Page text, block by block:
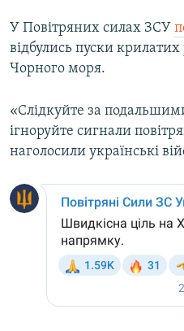
КТАТ
ДОЛУЧАЙСЯ!
У Повітряних силах ЗСУ
відбулись пуски
Чорного моря.
«Слідкуйте за
ігноруйте сигнали
наголосили українські